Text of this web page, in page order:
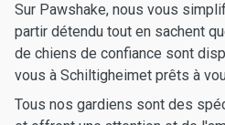
Sur Pawshake, nous vous
partir détendu tout en sachent
de chiens de confiance sont
vous à Schiltigheimet prêts à
Tous nos gardiens sont des